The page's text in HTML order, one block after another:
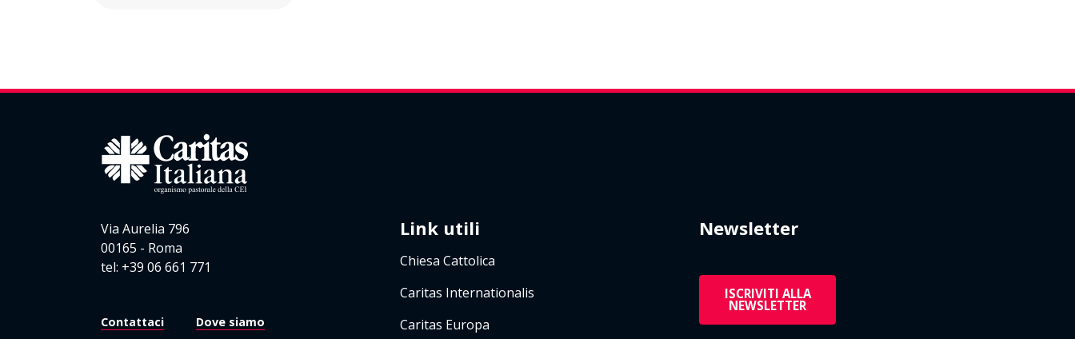
Via Aurelia 796
00165 - Roma
tel: +39 06 661 771
Contattaci Dove siamo
Link utili
Chiesa Cattolica
Caritas Internationalis
Caritas Europa
Newsletter
ISCRIVITI ALLA
NEWSLETTER